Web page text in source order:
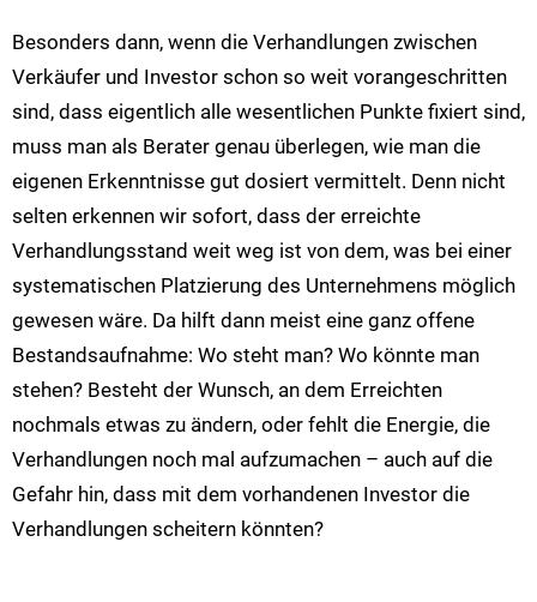
Besonders dann, wenn die Verhandlungen zwischen
Verkäufer und Investor schon so weit vorangeschritten
sind, dass eigentlich alle wesentlichen Punkte fixiert sind,
muss man als Berater genau überlegen, wie man die
eigenen Erkenntnisse gut dosiert vermittelt. Denn nicht
selten erkennen wir sofort, dass der erreichte
Verhandlungsstand weit weg ist von dem, was bei einer
systematischen Platzierung des Unternehmens möglich
gewesen wäre. Da hilft dann meist eine ganz offene
Bestandsaufnahme: Wo steht man? Wo könnte man
stehen? Besteht der Wunsch, an dem Erreichten
nochmals etwas zu ändern, oder fehlt die Energie, die
Verhandlungen noch mal aufzumachen – auch auf die
Gefahr hin, dass mit dem vorhandenen Investor die
Verhandlungen scheitern könnten?